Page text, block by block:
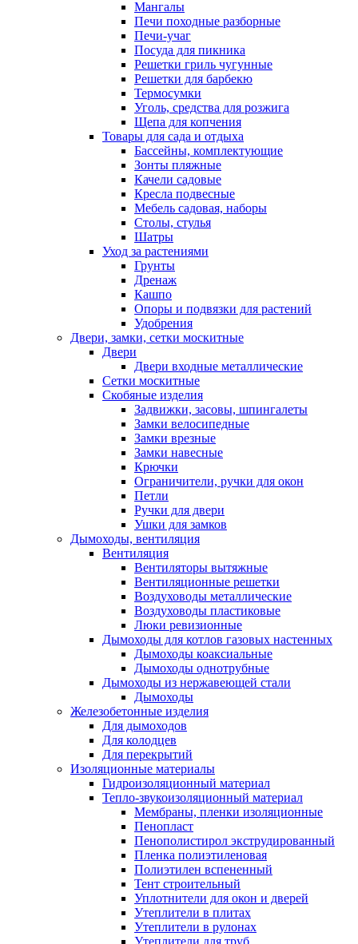
Мангалы
Печи походные разборные
Печи-учаг
Посуда для пикника
Решетки гриль чугунные
Решетки для барбекю
Термосумки
Уголь, средства для розжига
Щепа для копчения
Товары для сада и отдыха
Бассейны, комплектующие
Зонты пляжные
Качели садовые
Кресла подвесные
Мебель садовая, наборы
Столы, стулья
Шатры
Уход за растениями
Грунты
Дренаж
Кашпо
Опоры и подвязки для растений
Удобрения
Двери, замки, сетки москитные
Двери
Двери входные металлические
Сетки москитные
Скобяные изделия
Задвижки, засовы, шпингалеты
Замки велосипедные
Замки врезные
Замки навесные
Крючки
Ограничители, ручки для окон
Петли
Ручки для двери
Ушки для замков
Дымоходы, вентиляция
Вентиляция
Вентиляторы вытяжные
Вентиляционные решетки
Воздуховоды металлические
Воздуховоды пластиковые
Люки ревизионные
Дымоходы для котлов газовых настенных
Дымоходы коаксиальные
Дымоходы однотрубные
Дымоходы из нержавеющей стали
Дымоходы
Железобетонные изделия
Для дымоходов
Для колодцев
Для перекрытий
Изоляционные материалы
Гидроизоляционный материал
Тепло-звукоизоляционный материал
Мембраны, пленки изоляционные
Пенопласт
Пенополистирол экструдированный
Пленка полиэтиленовая
Полиэтилен вспененный
Тент строительный
Уплотнители для окон и дверей
Утеплители в плитах
Утеплители в рулонах
Утеплители для труб